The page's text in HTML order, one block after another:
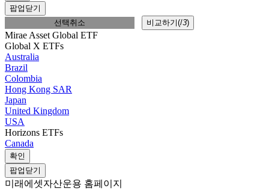
팝업닫기
선택취소
비교하기(/3)
Mirae Asset Global ETF
Global X ETFs
Australia
Brazil
Colombia
Hong Kong SAR
Japan
United Kingdom
USA
Horizons ETFs
Canada
확인
팝업닫기
미래에셋자산운용 홈페이지